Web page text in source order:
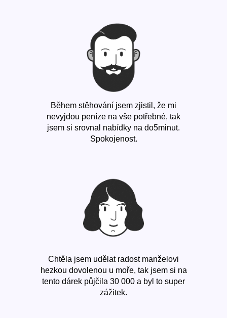
Během stěhování jsem zjistil, že mi
nevyjdou peníze na vše potřebné, tak
jsem si srovnal nabídky na do5minut.
Spokojenost.
Chtěla jsem udělat radost manželovi
hezkou dovolenou u moře, tak jsem si na
tento dárek půjčila 30 000 a byl to super
zážitek.